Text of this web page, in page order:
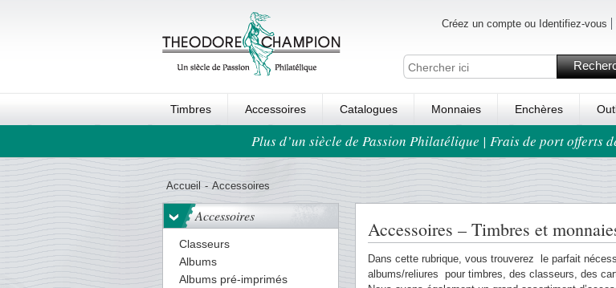
Créez un compte ou Identifiez-vous
Timbres Accessoires Catalogues Monnaies Enchères
Ordre au panierPlus d’un siècle de Passion Philatélique | Frais de port offerts
Accueil - Accessoires
Accessoires
Classeurs
Albums
Albums pré-imprimés
Accessoires – Timbres et
Dans cette rubrique, vous trouverez le parfait
albums/reliures pour timbres, des classeurs, des